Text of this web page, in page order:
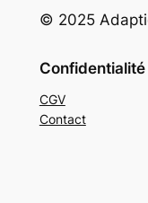
© 2025
Confidentialité
CGV
Contact